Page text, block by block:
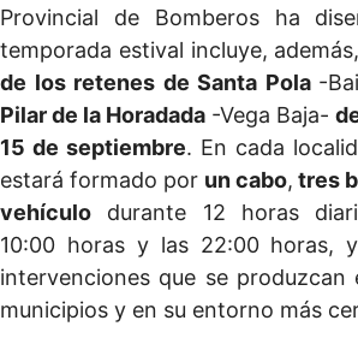
Provincial de Bomberos ha
temporada estival incluye,
de los retenes de Santa Pola -
Pilar de la Horadada -Vega Baja-
15 de septiembre. En cada
estará formado por un cabo, tres
vehículo durante 12 horas
10:00 horas y las 22:00 horas,
intervenciones que se produzcan
municipios y en su entorno más